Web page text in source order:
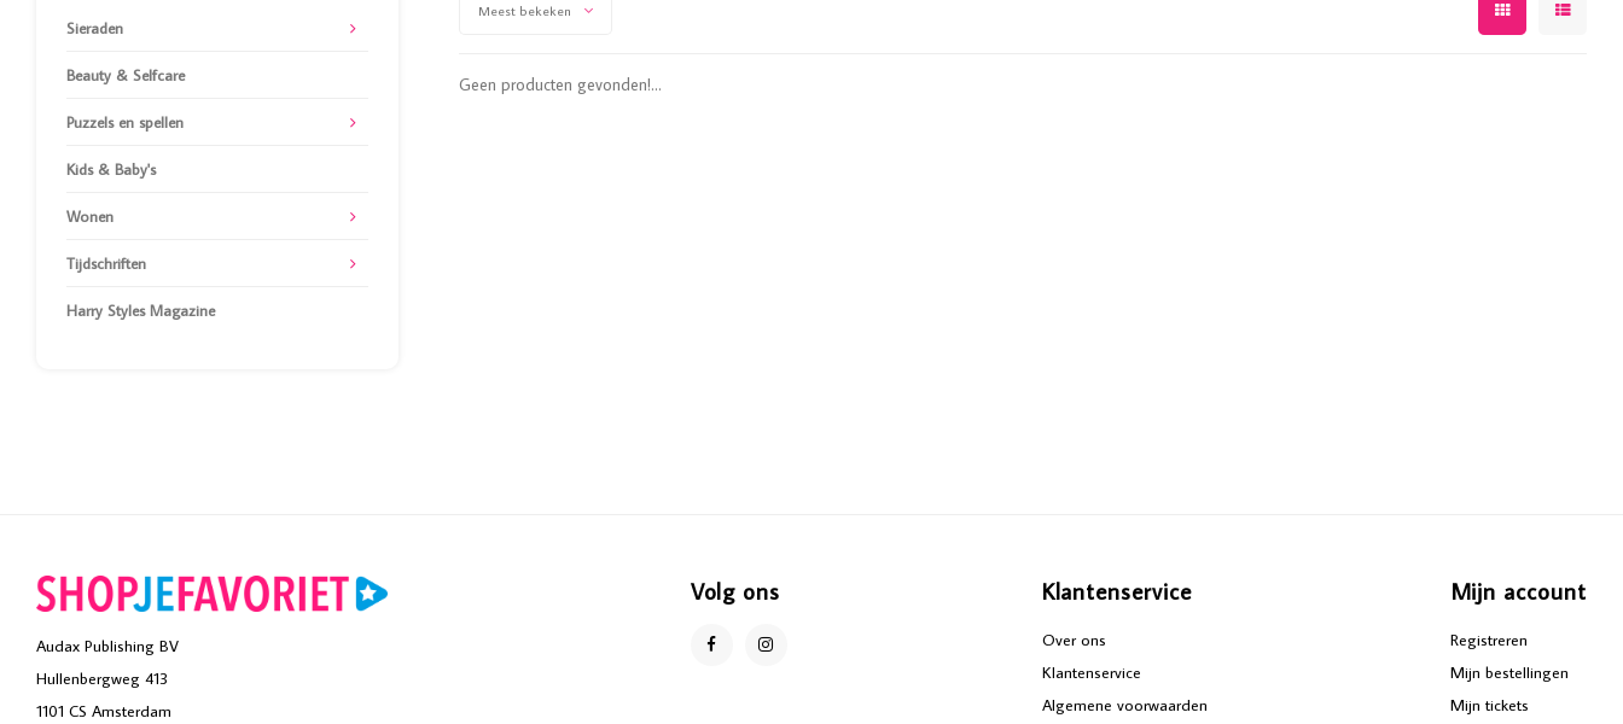
Sieraden
Beauty & Selfcare
Puzzels en spellen
Kids & Baby's
Wonen
Tijdschriften
Harry Styles Magazine
Meest bekeken
Geen producten gevonden!...
Audax Publishing BV
Hullenbergweg 413
1101 CS Amsterdam
Volg ons Klantenservice
Over ons
Klantenservice
Algemene voorwaarden
Mijn account
Registreren
Mijn bestellingen
Mijn tickets